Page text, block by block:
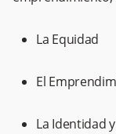
La Equidad
El
La Identidad